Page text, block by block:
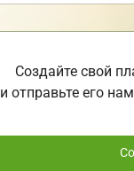
Создайте свой
и отправьте его